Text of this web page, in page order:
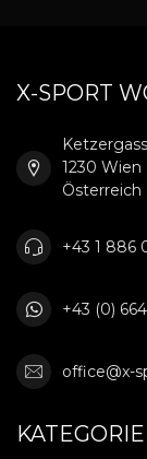
X-SPORT
1230 Wien
Österreich
+43 1 886
+43 (0)
office@x-